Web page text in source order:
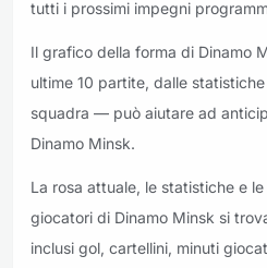
tutti i prossimi impegni
Il grafico della forma di Dinamo
ultime 10 partite, dalle
squadra — può aiutare ad
Dinamo Minsk.
La rosa attuale, le statistiche e
giocatori di Dinamo Minsk si
inclusi gol, cartellini, minuti